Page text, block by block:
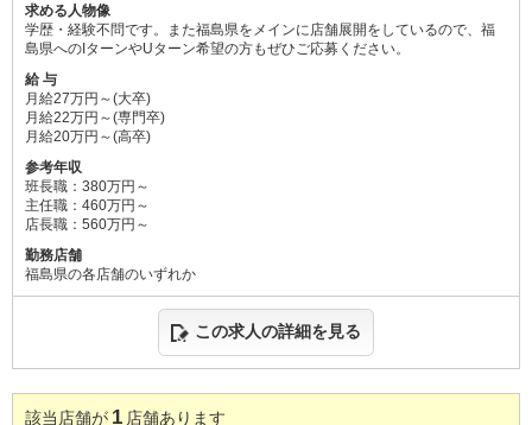
求める人物像
学歴・経験不問です。また福島県をメインに店舗展開をしているので、福
島県へのIターンやUターン希望の方もぜひご応募ください。
給 与
月給27万円～(大卒)
月給22万円～(専門卒)
月給20万円～(高卒)
参考年収
班長職：380万円～
主任職：460万円～
店長職：560万円～
勤務店舗
福島県の各店舗のいずれか
この求人の詳細を見る
該当店舗が 1 店舗あります